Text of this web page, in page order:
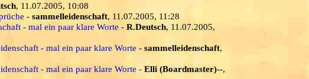
, 11.07.2005, 10:08
- sammelleidenschaft, 11.07.2005, 11:28
- mal ein paar klare Worte - R.Deutsch, 11.07.2005,
- mal ein paar klare Worte - sammelleidenschaft,
- mal ein paar klare Worte - Elli (Boardmaster)--,